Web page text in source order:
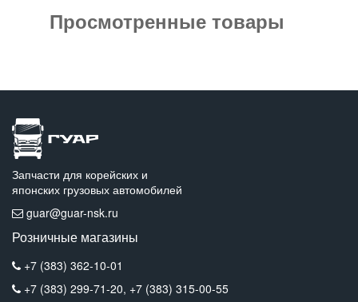
Просмотренные товары
Запчасти для корейских и
японских грузовых автомобилей
guar@guar-nsk.ru
Розничные магазины
+7 (383) 362-10-01
+7 (383) 299-71-20, +7 (383) 315-00-55